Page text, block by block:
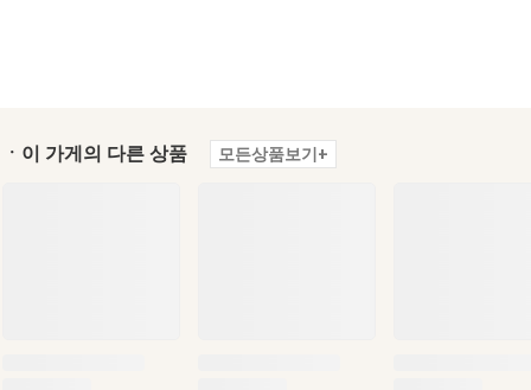
ㆍ이 가게의 다른 상품 모든상품보기+